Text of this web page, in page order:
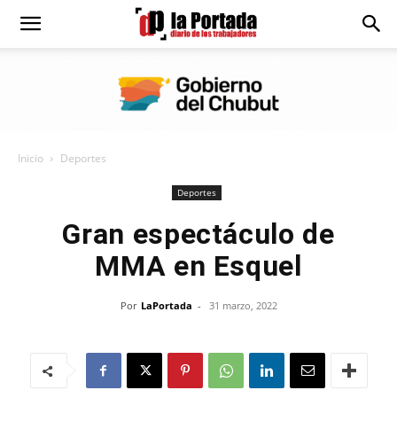
Diario
Inicio Deportes
Deportes
Gran espectáculo de
MMA en Esquel
Por LaPortada - 31 marzo, 2022